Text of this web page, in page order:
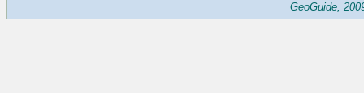
GeoGuide,